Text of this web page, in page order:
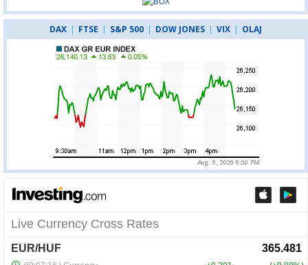
DAX | FTSE | S&P 500 | DOW JONES | VIX | OLAJ